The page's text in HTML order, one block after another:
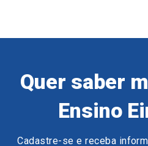
Quer saber
Ensino
Cadastre-se e receba